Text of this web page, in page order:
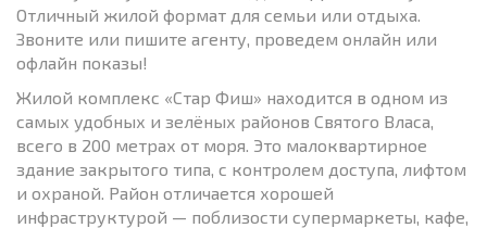
Отличный жилой формат для семьи или отдыха.
Звоните или пишите агенту, проведем онлайн или
офлайн показы!
Жилой комплекс «Стар Фиш» находится в одном из
самых удобных и зелёных районов Святого Власа,
всего в 200 метрах от моря. Это малоквартирное
здание закрытого типа, с контролем доступа, лифтом
и охраной. Район отличается хорошей
инфраструктурой — поблизости супермаркеты, кафе,